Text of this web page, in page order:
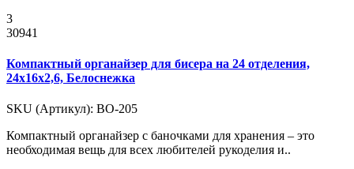
3
30941
Компактный органайзер для бисера на 24 отделения,
24x16x2,6, Белоснежка
SKU (Артикул): ВО-205
Компактный органайзер с баночками для хранения – это
необходимая вещь для всех любителей рукоделия и..